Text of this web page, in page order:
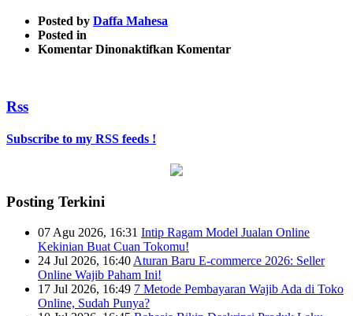
Posted by Daffa Mahesa
Posted in
Komentar Dinonaktifkan pada
Komentar
Rss
Subscribe to my RSS feeds !
Posting Terkini
07 Agu 2026, 16:31 Intip Ragam Model Jualan Online
Kekinian Buat Cuan Tokomu!
24 Jul 2026, 16:40 Aturan Baru E-commerce 2026: Seller
Online Wajib Paham Ini!
17 Jul 2026, 16:49 7 Metode Pembayaran Wajib Ada di Toko
Online, Sudah Punya?